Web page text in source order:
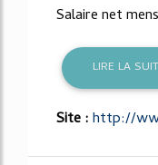
Salaire net
LIRE LA
Site :http://